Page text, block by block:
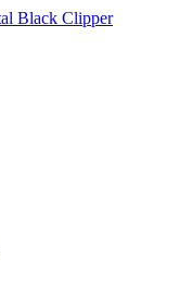
Black Clipper